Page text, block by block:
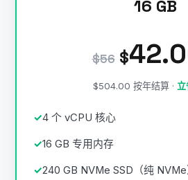
16 GB
$56 $
$504.00 按年结算 ·
4 个 vCPU 核心
16 GB 专用内存
240 GB NVMe SSD（纯 NVMe